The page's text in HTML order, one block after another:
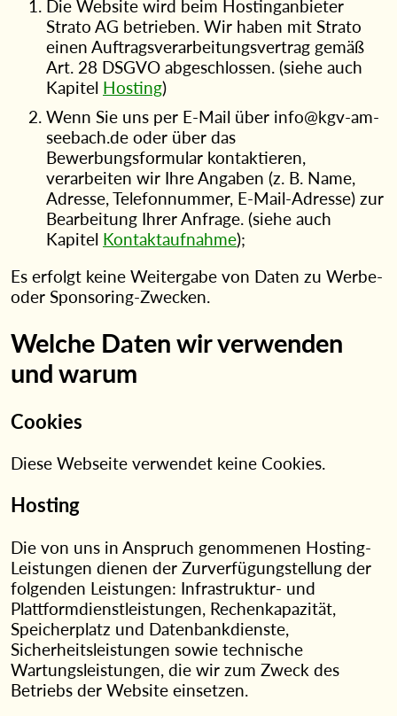
Die Website wird beim Hostinganbieter
Strato AG betrieben. Wir haben mit Strato
einen Auftragsverarbeitungsvertrag gemäß
Art. 28 DSGVO abgeschlossen. (siehe auch
Kapitel Hosting)
Wenn Sie uns per E-Mail über info@kgv-am-
seebach.de oder über das
Bewerbungsformular kontaktieren,
verarbeiten wir Ihre Angaben (z. B. Name,
Adresse, Telefonnummer, E-Mail-Adresse) zur
Bearbeitung Ihrer Anfrage. (siehe auch
Kapitel Kontaktaufnahme);
Es erfolgt keine Weitergabe von Daten zu Werbe-
oder Sponsoring-Zwecken.
Welche Daten wir verwenden
und warum
Cookies
Diese Webseite verwendet keine Cookies.
Hosting
Die von uns in Anspruch genommenen Hosting-
Leistungen dienen der Zurverfügungstellung der
folgenden Leistungen: Infrastruktur- und
Plattformdienstleistungen, Rechenkapazität,
Speicherplatz und Datenbankdienste,
Sicherheitsleistungen sowie technische
Wartungsleistungen, die wir zum Zweck des
Betriebs der Website einsetzen.